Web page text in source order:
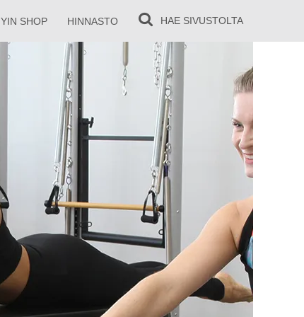
HAE SIVUSTOLTA
YIN SHOP HINNASTO